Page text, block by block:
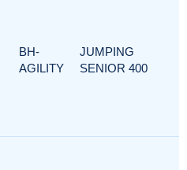
BH-
AGILITY
JUMPING
SENIOR 400